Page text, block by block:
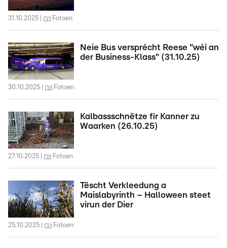
31.10.2025 Fotoen
Neie Bus versprécht Reese "wéi an
der Business-Klass" (31.10.25)
30.10.2025 Fotoen
Kalbassschnëtze fir Kanner zu
Waarken (26.10.25)
27.10.2025 Fotoen
Tëscht Verkleedung a
Maislabyrinth – Halloween steet
virun der Dier
25.10.2025 Fotoen